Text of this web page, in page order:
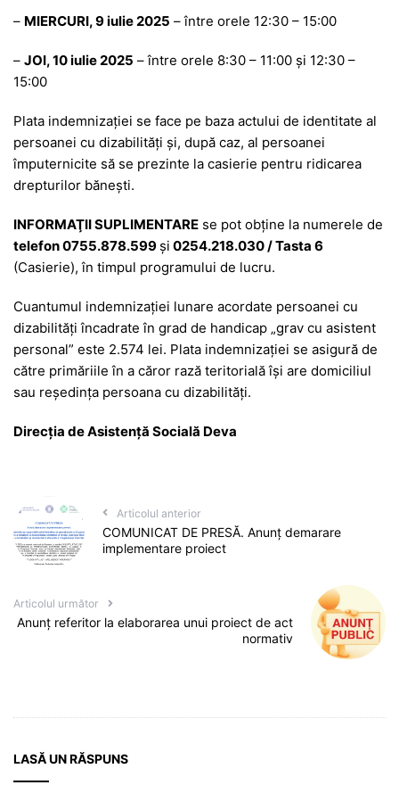
– MIERCURI, 9 iulie 2025 – între orele 12:30 – 15:00
– JOI, 10 iulie 2025 – între orele 8:30 – 11:00 și 12:30 –
15:00
Plata indemnizaţiei se face pe baza actului de identitate al
persoanei cu dizabilităţi şi, după caz, al persoanei
împuternicite să se prezinte la casierie pentru ridicarea
drepturilor băneşti.
INFORMAŢII SUPLIMENTARE se pot obţine la numerele de
telefon 0755.878.599 şi 0254.218.030 /Tasta 6
(Casierie), în timpul programului de lucru.
Cuantumul indemnizației lunare acordate persoanei cu
dizabilităţi încadrate în grad de handicap „grav cu asistent
personal” este 2.574 lei. Plata indemnizaţiei se asigură de
către primăriile în a căror rază teritorială îşi are domiciliul
sau reşedinţa persoana cu dizabilităţi.
Direcţia de Asistenţă Socială Deva
Articolul anterior
COMUNICAT DE PRESĂ. Anunț demarare
implementare proiect
Articolul următor
Anunţ referitor la elaborarea unui proiect de act
normativ
LASĂ UN RĂSPUNS